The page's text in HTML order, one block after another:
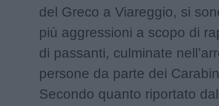
del Greco a Viareggio, si
più aggressioni a scopo di
di passanti, culminate
persone da parte dei
Secondo quanto riportato